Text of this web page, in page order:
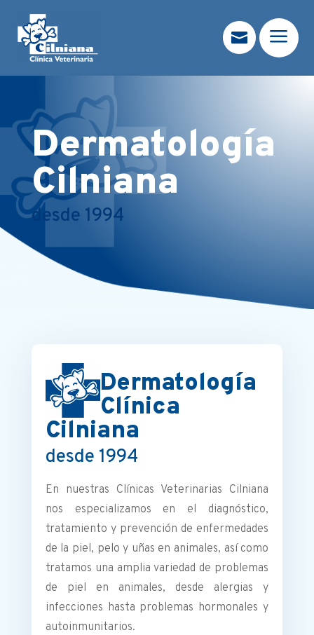
 a
Dermatología
Cilniana
desde 1994
Dermatología
Clínica
Cilniana
desde 1994
En nuestras Clínicas Veterinarias Cilniana
nos especializamos en el diagnóstico,
tratamiento y prevención de enfermedades
de la piel, pelo y uñas en animales, así como
tratamos una amplia variedad de problemas
de piel en animales, desde alergias y
infecciones hasta problemas hormonales y
autoinmunitarios.